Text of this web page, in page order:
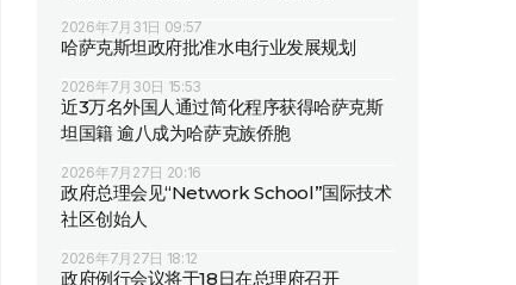
2026年7月31日 09:57
哈萨克斯坦政府批准水电行业发展规划
2026年7月30日 15:53
近3万名外国人通过简化程序获得哈萨克斯
坦国籍 逾八成为哈萨克族侨胞
2026年7月27日 20:16
政府总理会见“Network School”国际技术
社区创始人
2026年7月27日 18:12
政府例行会议将于18日在总理府召开